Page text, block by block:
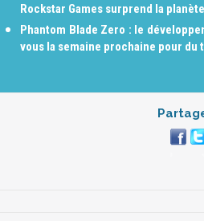
Rockstar Games surprend la
Phantom Blade Zero : le
vous la semaine prochaine pour du